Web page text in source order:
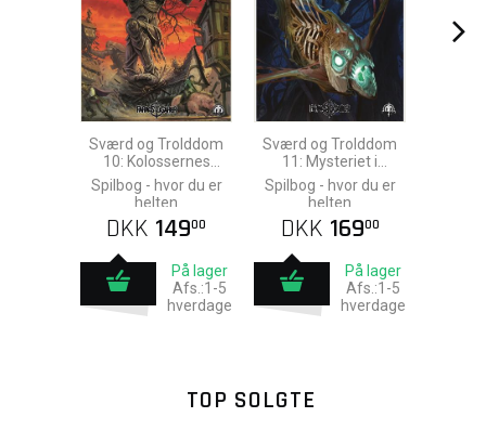
Sværd og Trolddom
10: Kolossernes
skygge
Spilbog - hvor du er
helten
DKK 14900
På lager
Afs.:1-5
hverdage
Sværd og Trolddom
11: Mysteriet i
Salamonis
Spilbog - hvor du er
helten
DKK 16900
På lager
Afs.:1-5
hverdage
TOP SOLGTE